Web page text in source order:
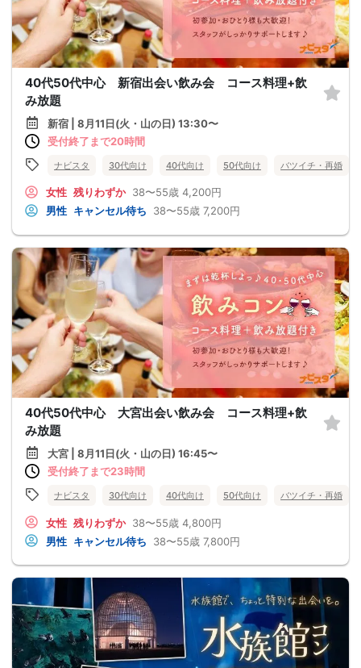
40代50代中心 新宿出会い飲み会 コース料理+飲
み放題
新宿 | 8月11日(火・山の日) 13:30〜
受付終了まで20時間
ナビスタ 30代向け 40代向け 50代向け バツイチ・再婚
女性 残りわずか 38〜55歳 4,200円
男性 キャンセル待ち 38〜55歳 7,200円
40代50代中心 大宮出会い飲み会 コース料理+飲
み放題
大宮 | 8月11日(火・山の日) 16:45〜
受付終了まで23時間
ナビスタ 30代向け 40代向け 50代向け バツイチ・再婚
女性 残りわずか 38〜55歳 4,800円
男性 キャンセル待ち 38〜55歳 7,800円